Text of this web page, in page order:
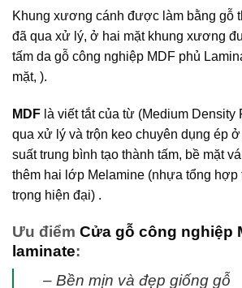
Khung xương cánh được làm bằng gỗ
đã qua xử lý, ở hai mặt khung xương
tấm da gỗ công nghiệp MDF phủ
mặt, ).
MDF là viết tắt của từ (Medium Density
qua xử lý và trộn keo chuyên dụng ép
suất trung bình tạo thành tấm, bề mặt
thêm hai lớp Melamine (nhựa tổng hợp
trọng hiện đại) .
Ưu điểm Cửa gỗ công nghiệp
laminate:
– Bền mịn và đẹp giống gỗ